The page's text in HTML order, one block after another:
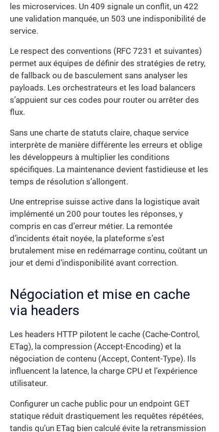
les microservices. Un 409 signale un conflit, un 422
une validation manquée, un 503 une indisponibilité de
service.
Le respect des conventions (RFC 7231 et suivantes)
permet aux équipes de définir des stratégies de retry,
de fallback ou de basculement sans analyser les
payloads. Les orchestrateurs et les load balancers
s’appuient sur ces codes pour router ou arrêter des
flux.
Sans une charte de statuts claire, chaque service
interprète de manière différente les erreurs et oblige
les développeurs à multiplier les conditions
spécifiques. La maintenance devient fastidieuse et les
temps de résolution s’allongent.
Une entreprise suisse active dans la logistique avait
implémenté un 200 pour toutes les réponses, y
compris en cas d’erreur métier. La remontée
d’incidents était noyée, la plateforme s’est
brutalement mise en redémarrage continu, coûtant un
jour et demi d’indisponibilité avant correction.
Négociation et mise en cache
via headers
Les headers HTTP pilotent le cache (Cache-Control,
ETag), la compression (Accept-Encoding) et la
négociation de contenu (Accept, Content-Type). Ils
influencent la latence, la charge CPU et l’expérience
utilisateur.
Configurer un cache public pour un endpoint GET
statique réduit drastiquement les requêtes répétées,
tandis qu’un ETag bien calculé évite la retransmission